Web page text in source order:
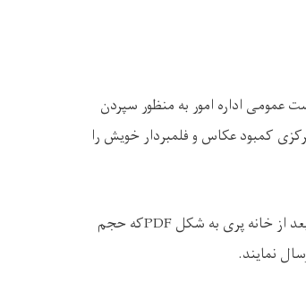
اداره امور به منظور سپردن
کمبود عکاس و فلمبردار خویش را
از خانه پری به شکلPDFکه حجم
نمایند.